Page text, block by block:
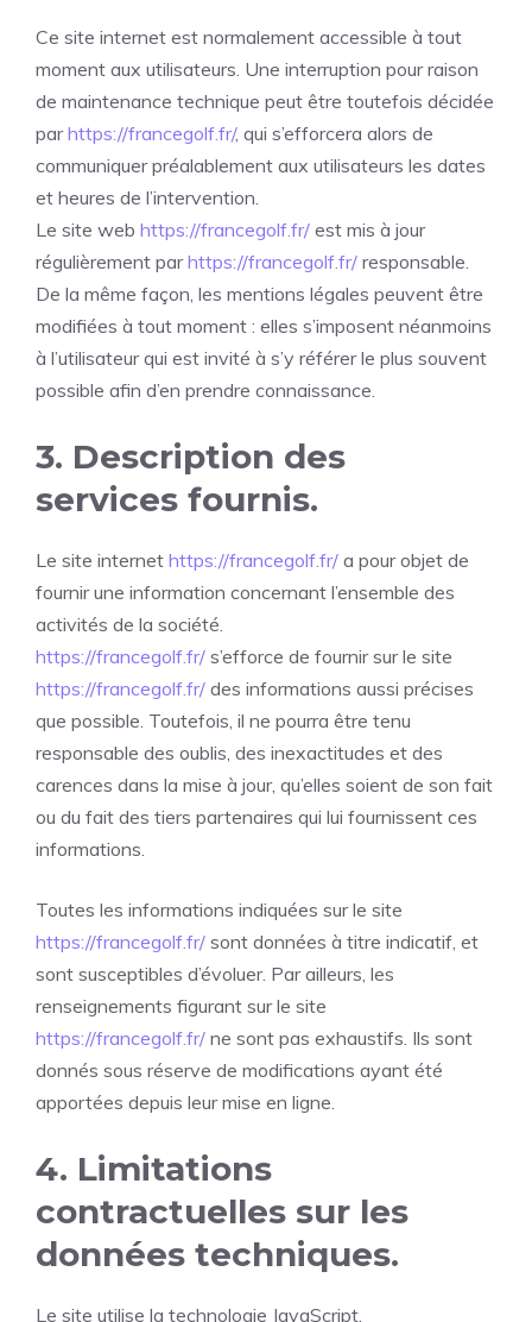
Ce site internet est normalement accessible à tout
moment aux utilisateurs. Une interruption pour raison
de maintenance technique peut être toutefois décidée
parhttps://francegolf.fr/, qui s’efforcera alors de
communiquer préalablement aux utilisateurs les dates
et heures de l’intervention.
Le site web https://francegolf.fr/ est mis à jour
régulièrement parhttps://francegolf.fr/ responsable.
De la même façon, les mentions légales peuvent être
modifiées à tout moment : elles s’imposent néanmoins
à l’utilisateur qui est invité à s’y référer le plus souvent
possible afin d’en prendre connaissance.
3. Description des
services fournis.
Le site internet https://francegolf.fr/ a pour objet de
fournir une information concernant l’ensemble des
activités de la société.
https://francegolf.fr/ s’efforce de fournir sur le site
https://francegolf.fr/ des informations aussi précises
que possible. Toutefois, il ne pourra être tenu
responsable des oublis, des inexactitudes et des
carences dans la mise à jour, qu’elles soient de son fait
ou du fait des tiers partenaires qui lui fournissent ces
informations.
Toutes les informations indiquées sur le site
https://francegolf.fr/ sont données à titre indicatif, et
sont susceptibles d’évoluer. Par ailleurs, les
renseignements figurant sur le site
https://francegolf.fr/ ne sont pas exhaustifs. Ils sont
donnés sous réserve de modifications ayant été
apportées depuis leur mise en ligne.
4. Limitations
contractuelles sur les
données techniques.
Le site utilise la technologie JavaScript.